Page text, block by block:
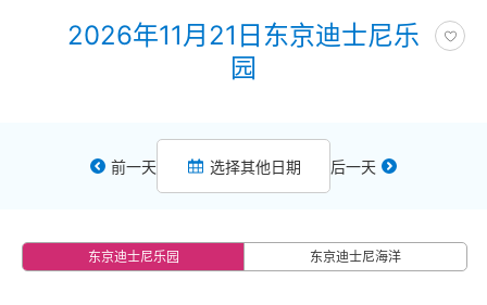
2026年11月21日东京迪士尼乐
园
前一天 选择其他日期 后一天
东京迪士尼乐园 东京迪士尼海洋